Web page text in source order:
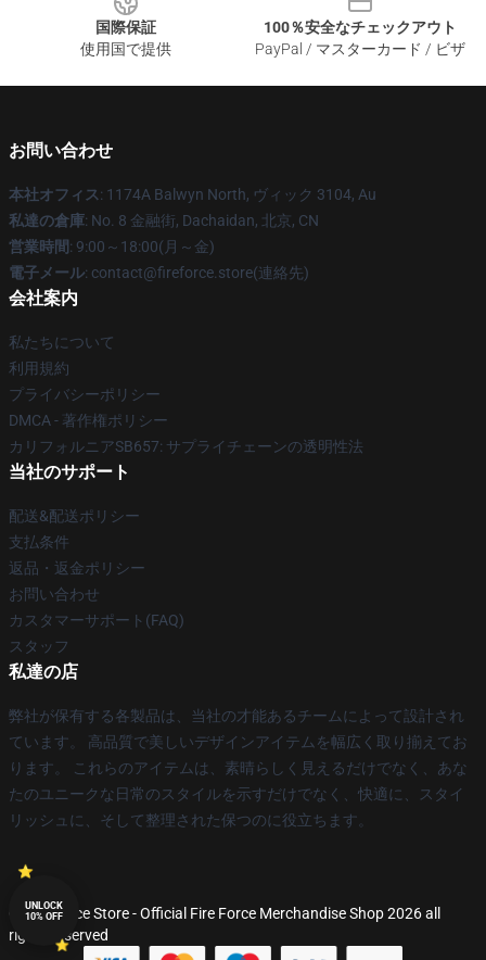
国際保証
使用国で提供
100％安全なチェックアウト
PayPal / マスターカード / ビザ
お問い合わせ
本社オフィス: 1174A Balwyn North, ヴィック 3104, Au
私達の倉庫: No. 8 金融街, Dachaidan, 北京, CN
営業時間: 9:00～18:00(月～金)
電子メール: contact@fireforce.store(連絡先)
会社案内
私たちについて
利用規約
プライバシーポリシー
DMCA - 著作権ポリシー
カリフォルニアSB657: サプライチェーンの透明性法
当社のサポート
配送&配送ポリシー
支払条件
返品・返金ポリシー
お問い合わせ
カスタマーサポート(FAQ)
スタッフ
私達の店
弊社が保有する各製品は、当社の才能あるチームによって設計され
ています。 高品質で美しいデザインアイテムを幅広く取り揃えてお
ります。 これらのアイテムは、素晴らしく見えるだけでなく、あな
たのユニークな日常のスタイルを示すだけでなく、快適に、スタイ
リッシュに、そして整理された保つのに役立ちます。
© Fire Force Store - Official Fire Force Merchandise Shop 2026 all
rights reserved
UNLOCK
10% OFF